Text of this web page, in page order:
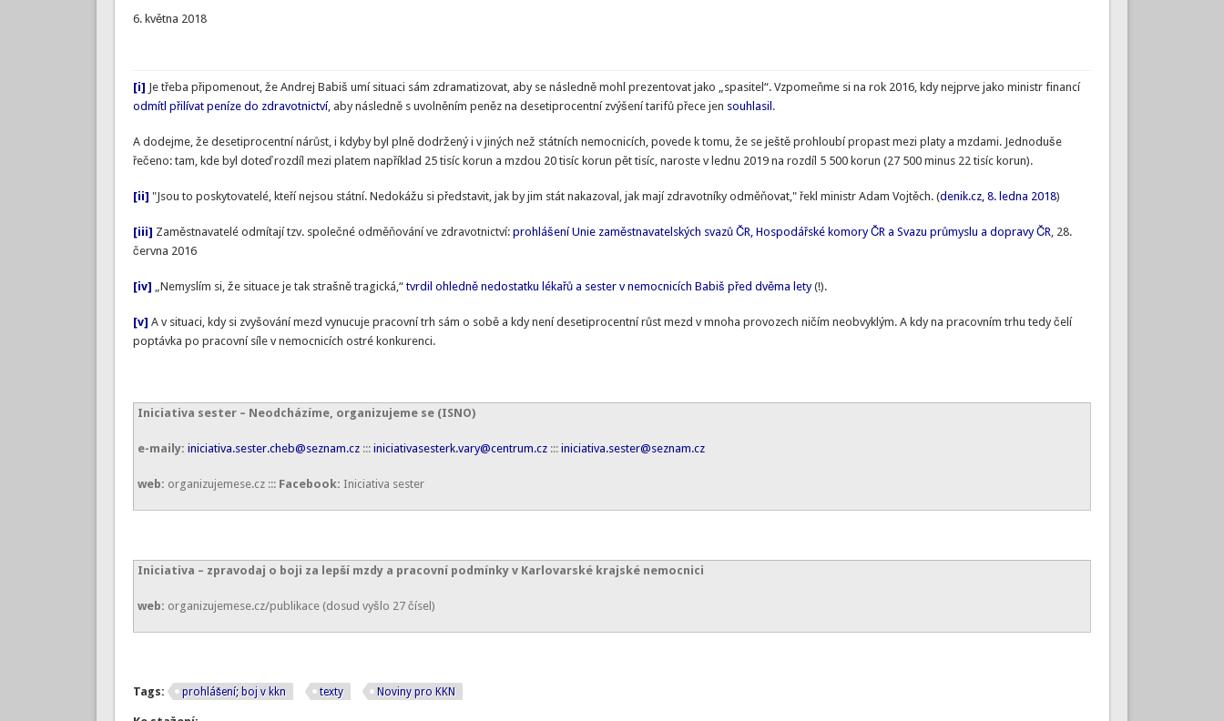
6. května 2018
[i] Je třeba připomenout, že Andrej Babiš umí situaci sám zdramatizovat, aby se následně mohl prezentovat jako „spasitel“. Vzpomeňme si na rok 2016, kdy nejprve jako ministr financí
odmítl přilívat peníze do zdravotnictví, aby následně s uvolněním peněz na desetiprocentní zvýšení tarifů přece jen souhlasil .
A dodejme, že desetiprocentní nárůst, i kdyby byl plně dodržený i v jiných než státních nemocnicích, povede k tomu, že se ještě prohloubí propast mezi platy a mzdami. Jednoduše
řečeno: tam, kde byl doteď rozdíl mezi platem například 25 tisíc korun a mzdou 20 tisíc korun pět tisíc, naroste v lednu 2019 na rozdíl 5 500 korun (27 500 minus 22 tisíc korun).
[ii] "Jsou to poskytovatelé, kteří nejsou státní. Nedokážu si představit, jak by jim stát nakazoval, jak mají zdravotníky odměňovat," řekl ministr Adam Vojtěch. (denik.cz, 8. ledna 2018)
[iii] Zaměstnavatelé odmítají tzv. společné odměňování ve zdravotnictví: prohlášení Unie zaměstnavatelských svazů ČR, Hospodářské komory ČR a Svazu průmyslu a dopravy ČR, 28.
června 2016
[iv] „Nemyslím si, že situace je tak strašně tragická,“tvrdil ohledně nedostatku lékařů a sester v nemocnicích Babiš před dvěma lety(!).
[v] A v situaci, kdy si zvyšování mezd vynucuje pracovní trh sám o sobě a kdy není desetiprocentní růst mezd v mnoha provozech ničím neobvyklým. A kdy na pracovním trhu tedy čelí
poptávka po pracovní síle v nemocnicích ostré konkurenci.
Iniciativa sester – Neodcházíme, organizujeme se (ISNO)
e-maily: iniciativa.sester.cheb@seznam.cz::: iniciativasesterk.vary@centrum.cz::: iniciativa.sester@seznam.cz
web: organizujemese.cz ::: Facebook: Iniciativa sester
Iniciativa – zpravodaj o boji za lepší mzdy a pracovní podmínky v Karlovarské krajské nemocnici
web: organizujemese.cz/publikace (dosud vyšlo 27 čísel)
Tags: prohlášení; boj v kkn texty Noviny pro KKN